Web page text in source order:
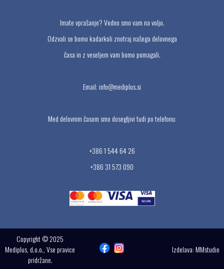
Imate vprašanje? Vedno smo vam na voljo.
Odzvali se bomo kadarkoli znotraj našega delovnega
časa in z veseljem vam bomo pomagali.
Email: info@mediplus.si
Med delovnim časom smo dosegljivi tudi po telefonu:
+386 1 544 64 26
+386 31 573 090
Copyright © 2025
Mediplus, d.o.o., Vse pravice
pridržane.
Izdelava:MMstudio